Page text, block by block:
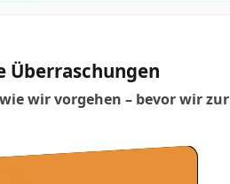
Überraschungen
wir vorgehen – bevor wir zur